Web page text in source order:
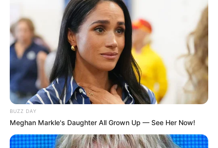
BUZZ DAY
Meghan Markle's Daughter All Grown Up — See Her Now!